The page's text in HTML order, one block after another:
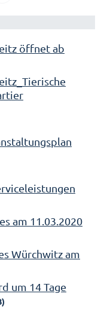
öffnet ab
am 11.03.2020
Würchwitz am
um 14 Tage